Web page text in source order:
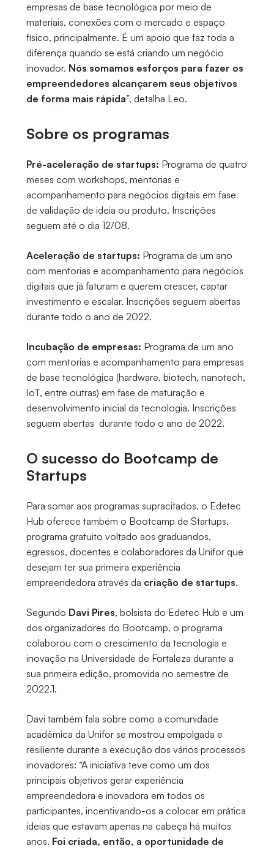
empresas de base tecnológica por meio de
materiais, conexões com o mercado e espaço
físico, principalmente. É um apoio que faz toda a
diferença quando se está criando um negócio
inovador. Nós somamos esforços para fazer os
empreendedores alcançarem seus objetivos
de forma mais rápida”, detalha Leo.
Sobre os programas
Pré-aceleração de startups: Programa de quatro
meses com workshops, mentorias e
acompanhamento para negócios digitais em fase
de validação de ideia ou produto. Inscrições
seguem até o dia 12/08.
Aceleração de startups: Programa de um ano
com mentorias e acompanhamento para negócios
digitais que já faturam e querem crescer, captar
investimento e escalar. Inscrições seguem abertas
durante todo o ano de 2022.
Incubação de empresas: Programa de um ano
com mentorias e acompanhamento para empresas
de base tecnológica (hardware, biotech, nanotech,
IoT, entre outras) em fase de maturação e
desenvolvimento inicial da tecnologia. Inscrições
seguem abertas durante todo o ano de 2022.
O sucesso do Bootcamp de
Startups
Para somar aos programas supracitados, o Edetec
Hub oferece também o Bootcamp de Startups,
programa gratuito voltado aos graduandos,
egressos, docentes e colaboradores da Unifor que
desejam ter sua primeira experiência
empreendedora através da criação de startups.
Segundo Davi Pires, bolsista do Edetec Hub e um
dos organizadores do Bootcamp, o programa
colaborou com o crescimento da tecnologia e
inovação na Universidade de Fortaleza durante a
sua primeira edição, promovida no semestre de
2022.1.
Davi também fala sobre como a comunidade
acadêmica da Unifor se mostrou empolgada e
resiliente durante a execução dos vários processos
inovadores: “A iniciativa teve como um dos
principais objetivos gerar experiência
empreendedora e inovadora em todos os
participantes, incentivando-os a colocar em prática
ideias que estavam apenas na cabeça há muitos
anos. Foi criada, então, a oportunidade de